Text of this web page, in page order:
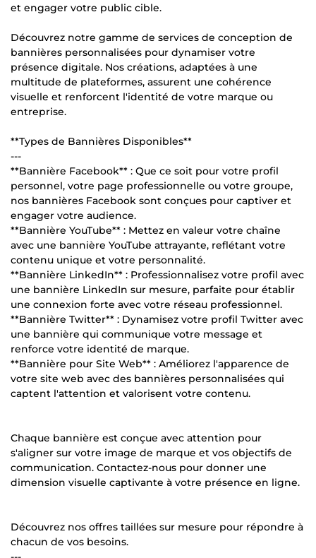
et engager votre public cible.
Découvrez notre gamme de services de conception de
bannières personnalisées pour dynamiser votre
présence digitale. Nos créations, adaptées à une
multitude de plateformes, assurent une cohérence
visuelle et renforcent l'identité de votre marque ou
entreprise.
**Types de Bannières Disponibles**
---
**Bannière Facebook** : Que ce soit pour votre profil
personnel, votre page professionnelle ou votre groupe,
nos bannières Facebook sont conçues pour captiver et
engager votre audience.
**Bannière YouTube** : Mettez en valeur votre chaîne
avec une bannière YouTube attrayante, reflétant votre
contenu unique et votre personnalité.
**Bannière LinkedIn** : Professionnalisez votre profil avec
une bannière LinkedIn sur mesure, parfaite pour établir
une connexion forte avec votre réseau professionnel.
**Bannière Twitter** : Dynamisez votre profil Twitter avec
une bannière qui communique votre message et
renforce votre identité de marque.
**Bannière pour Site Web** : Améliorez l'apparence de
votre site web avec des bannières personnalisées qui
captent l'attention et valorisent votre contenu.
Chaque bannière est conçue avec attention pour
s'aligner sur votre image de marque et vos objectifs de
communication. Contactez-nous pour donner une
dimension visuelle captivante à votre présence en ligne.
Découvrez nos offres taillées sur mesure pour répondre à
chacun de vos besoins.